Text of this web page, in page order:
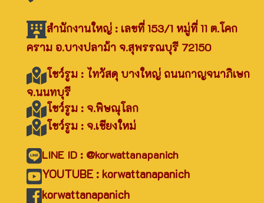
สำนักงานใหญ่ : เลขที่ 153/1 หมู่ที่ 11 ต.โคก
คราม อ.บางปลาม้า จ.สุพรรณบุรี 72150
โชว์รูม : ไทวัสดุ บางใหญ่ ถนนกาญจนาภิเษก
จ.นนทบุรี
โชว์รูม : จ.พิษณุโลก
โชว์รูม : จ.เชียงใหม่
LINE ID : @korwattanapanich
YOUTUBE : korwattanapanich
korwattanapanich